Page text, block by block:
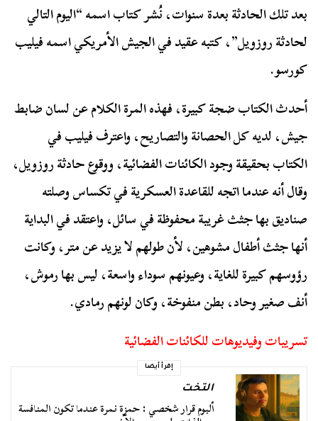
بعد تلك الحادثة بعدة سنوات، نُشر كتاب اسمه “اليوم التالي
لحادثة روزويل”، كتبه عقيد في الجيش الأمريكي اسمه فيليب
كورسو.
أحدث الكتاب ضجة كبيرة، فهذه المرة الكلام عن لسان ضابط
جيش، لديه كل الحصانة والتصاريح، واعترف فيليب في
الكتاب بحقيقة وجود الكائنات الفضائية، ووقوع حادثة روزويل،
وقال أنه عندما اتجه للقاعدة العسكرية في تكساس وصلته
صناديق بها جثث غريبة محفوظة في سائل، واعتقد في البداية
أنها جثث أطفال مشوهين، لأن طولهم لا يزيد عن متر، وكانت
رؤوسهم كبيرة للغاية، وعيونهم سوداء واسعة، ليس بها رموش،
أنف صغير وحاد، بطن منفوخة، وكان لونهم رمادي.
تسريبات وفيديوهات للكائنات الفضائية
إقرأ أيضا
التخت
ألبوم قرار شخصي : حمزة نمرة عندما تكون المنافسة